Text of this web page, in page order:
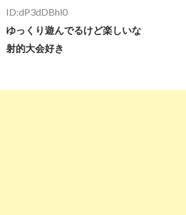
ID:dP3dDBhl0
ゆっくり遊んでるけど楽しいな
射的大会好き